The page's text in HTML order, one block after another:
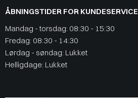
ÅBNINGSTIDER FOR KUNDESERVICE
Mandag - torsdag: 08:30 - 15:30
Fredag: 08:30 - 14:30
Lørdag - søndag: Lukket
Helligdage: Lukket